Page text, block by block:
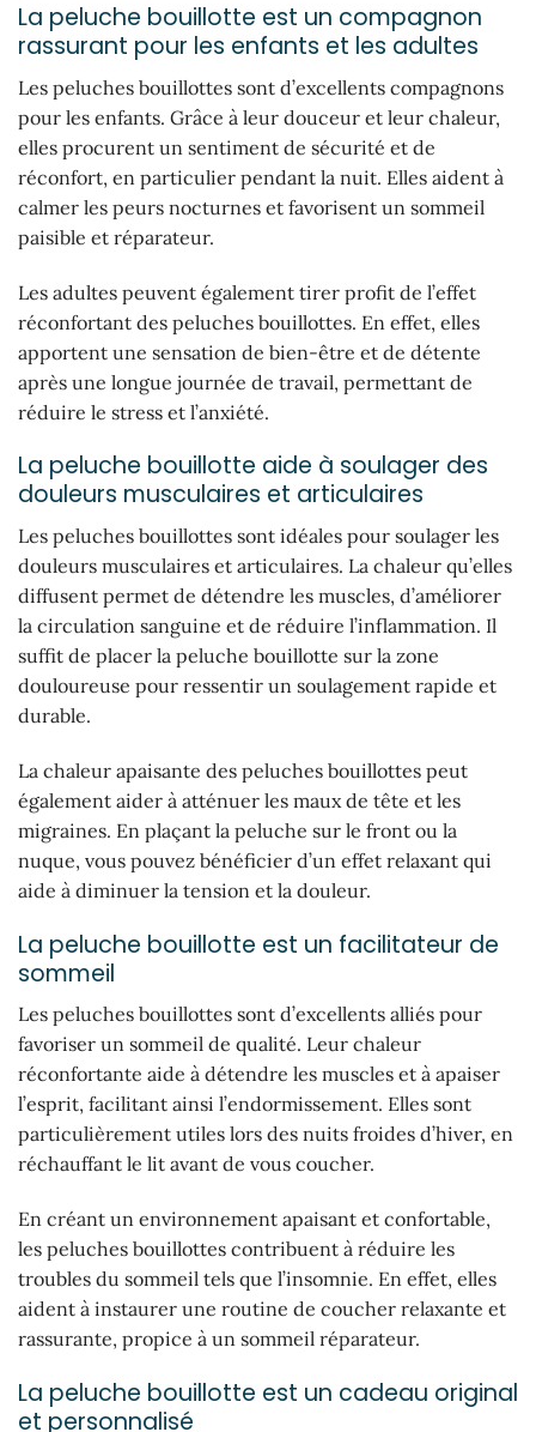
La peluche bouillotte est un compagnon
rassurant pour les enfants et les adultes
Les peluches bouillottes sont d’excellents compagnons
pour les enfants. Grâce à leur douceur et leur chaleur,
elles procurent un sentiment de sécurité et de
réconfort, en particulier pendant la nuit. Elles aident à
calmer les peurs nocturnes et favorisent un sommeil
paisible et réparateur.
Les adultes peuvent également tirer profit de l’effet
réconfortant des peluches bouillottes. En effet, elles
apportent une sensation de bien-être et de détente
après une longue journée de travail, permettant de
réduire le stress et l’anxiété.
La peluche bouillotte aide à soulager des
douleurs musculaires et articulaires
Les peluches bouillottes sont idéales pour soulager les
douleurs musculaires et articulaires. La chaleur qu’elles
diffusent permet de détendre les muscles, d’améliorer
la circulation sanguine et de réduire l’inflammation. Il
suffit de placer la peluche bouillotte sur la zone
douloureuse pour ressentir un soulagement rapide et
durable.
La chaleur apaisante des peluches bouillottes peut
également aider à atténuer les maux de tête et les
migraines. En plaçant la peluche sur le front ou la
nuque, vous pouvez bénéficier d’un effet relaxant qui
aide à diminuer la tension et la douleur.
La peluche bouillotte est un facilitateur de
sommeil
Les peluches bouillottes sont d’excellents alliés pour
favoriser un sommeil de qualité. Leur chaleur
réconfortante aide à détendre les muscles et à apaiser
l’esprit, facilitant ainsi l’endormissement. Elles sont
particulièrement utiles lors des nuits froides d’hiver, en
réchauffant le lit avant de vous coucher.
En créant un environnement apaisant et confortable,
les peluches bouillottes contribuent à réduire les
troubles du sommeil tels que l’insomnie. En effet, elles
aident à instaurer une routine de coucher relaxante et
rassurante, propice à un sommeil réparateur.
La peluche bouillotte est un cadeau original
et personnalisé